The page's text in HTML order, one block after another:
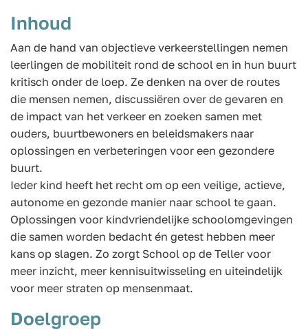
Inhoud
Aan de hand van objectieve verkeerstellingen nemen
leerlingen de mobiliteit rond de school en in hun buurt
kritisch onder de loep. Ze denken na over de routes
die mensen nemen, discussiëren over de gevaren en
de impact van het verkeer en zoeken samen met
ouders, buurtbewoners en beleidsmakers naar
oplossingen en verbeteringen voor een gezondere
buurt.
Ieder kind heeft het recht om op een veilige, actieve,
autonome en gezonde manier naar school te gaan.
Oplossingen voor kindvriendelijke schoolomgevingen
die samen worden bedacht én getest hebben meer
kans op slagen. Zo zorgt School op de Teller voor
meer inzicht, meer kennisuitwisseling en uiteindelijk
voor meer straten op mensenmaat.
Doelgroep